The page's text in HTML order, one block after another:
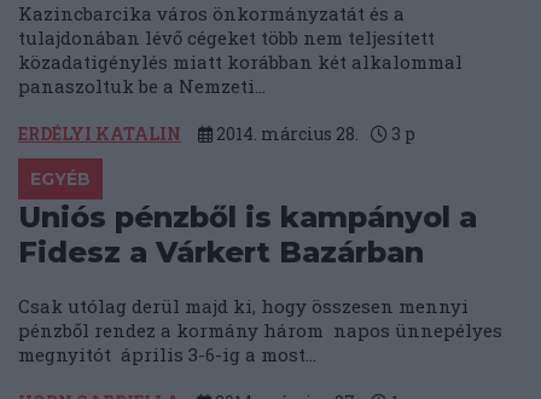
Kazincbarcika város önkormányzatát és a
tulajdonában lévő cégeket több nem teljesített
közadatigénylés miatt korábban két alkalommal
panaszoltuk be a Nemzeti...
ERDÉLYI KATALIN 2014. március 28. 3 p
EGYÉB
Uniós pénzből is kampányol a
Fidesz a Várkert Bazárban
Csak utólag derül majd ki, hogy összesen mennyi
pénzből rendez a kormány három napos ünnepélyes
megnyitót április 3-6-ig a most...